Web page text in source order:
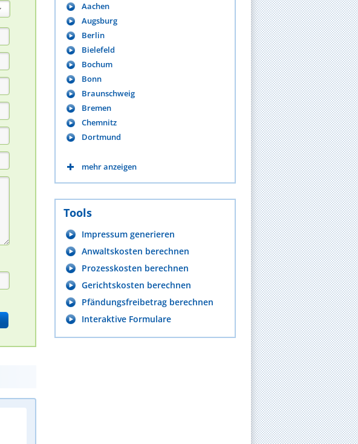
Aachen
Augsburg
Berlin
Bielefeld
Bochum
Bonn
Braunschweig
Bremen
Chemnitz
Dortmund
mehr anzeigen
Tools
Impressum generieren
Anwaltskosten berechnen
Prozesskosten berechnen
Gerichtskosten berechnen
Pfändungsfreibetrag berechnen
Interaktive Formulare